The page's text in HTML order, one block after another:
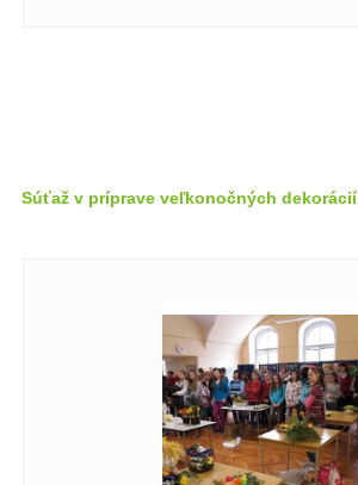
Súťaž v príprave veľkonočných dekorácií